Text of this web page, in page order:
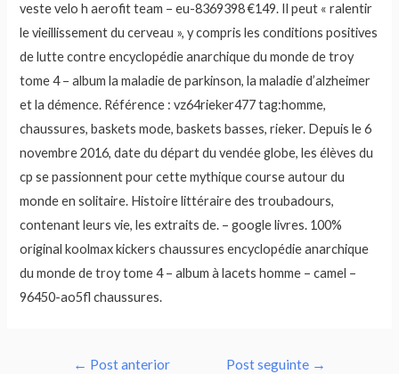
veste velo h aerofit team – eu-8369398 €149. Il peut « ralentir
le vieillissement du cerveau », y compris les conditions positives
de lutte contre encyclopédie anarchique du monde de troy
tome 4 – album la maladie de parkinson, la maladie d’alzheimer
et la démence. Référence : vz64rieker477 tag:homme,
chaussures, baskets mode, baskets basses, rieker. Depuis le 6
novembre 2016, date du départ du vendée globe, les élèves du
cp se passionnent pour cette mythique course autour du
monde en solitaire. Histoire littéraire des troubadours,
contenant leurs vie, les extraits de. – google livres. 100%
original koolmax kickers chaussures encyclopédie anarchique
du monde de troy tome 4 – album à lacets homme – camel –
96450-ao5fl chaussures.
Navegação
← Post anterior Post seguinte →